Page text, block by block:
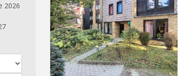
2026
Infos Pratiques
Loyer:400 €
Charges:60 €
Durée:12 mois
Domiciliation:Non